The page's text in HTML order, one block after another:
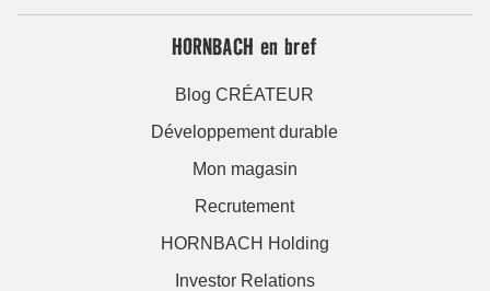
HORNBACH en bref
Blog CRÉATEUR
Développement durable
Mon magasin
Recrutement
HORNBACH Holding
Investor Relations